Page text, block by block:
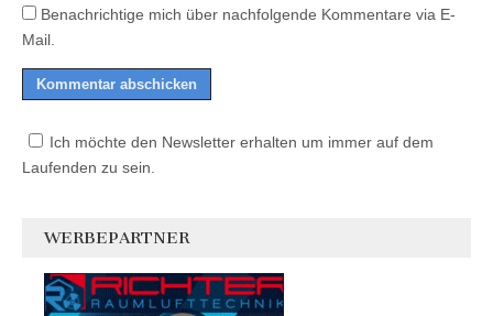
Benachrichtige mich über nachfolgende Kommentare via E-
Mail.
Ich möchte den Newsletter erhalten um immer auf dem
Laufenden zu sein.
WERBEPARTNER